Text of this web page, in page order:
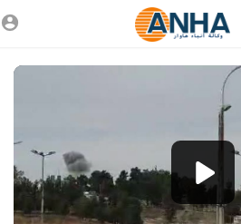
360p
240p
auto